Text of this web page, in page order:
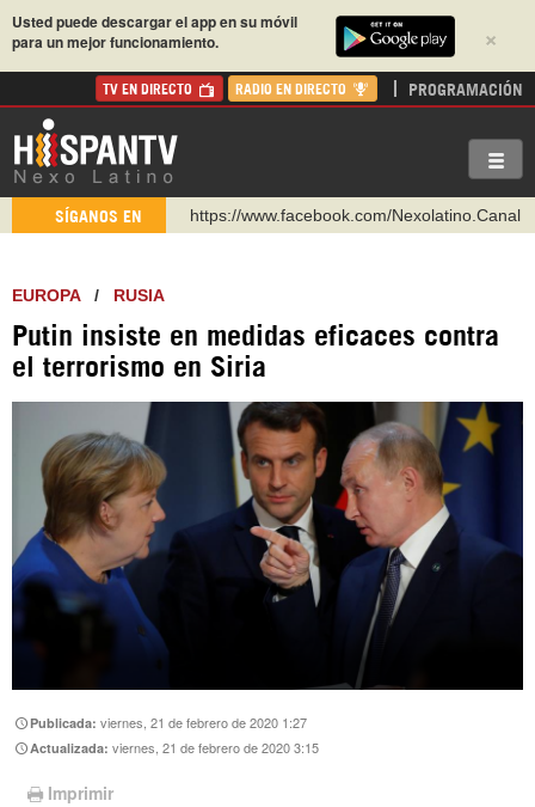
×
Usted puede descargar el app en su móvil
para un mejor funcionamiento.
TV EN DIRECTO RADIO EN DIRECTO PROGRAMACIÓN
SÍGANOS EN
https://www.facebook.com/Nexolatino.Canal
https://t.me/hispantvcanal
https://urmedium.com/c/hispantv
Instagram como: hispan_tv
EUROPA/ RUSIA
Putin insiste en medidas eficaces contra
el terrorismo en Siria
Publicada:viernes, 21 de febrero de 2020 1:27
Actualizada:viernes, 21 de febrero de 2020 3:15
Imprimir